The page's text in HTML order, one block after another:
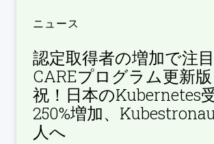
ニュース
認定取得者の増加で注
CAREプログラム更新
祝！日本のKubernetes
250%増加、
人へ